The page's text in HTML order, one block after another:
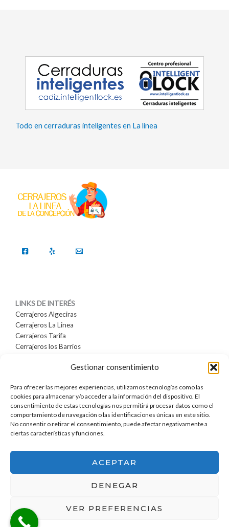
Gestionar consentimiento
Para ofrecer las mejores experiencias, utilizamos tecnologías como las
cookies para almacenar y/o acceder a la información del dispositivo. El
consentimiento de estas tecnologías nos permitirá procesar datos como el
comportamiento de navegación o las identificaciones únicas en este sitio.
No consentir o retirar el consentimiento, puede afectar negativamente a
ciertas características y funciones.
ACEPTAR
DENEGAR
VER PREFERENCIAS
Todo en cerraduras inteligentes en La línea
LINKS DE INTERÉS
Cerrajeros Algeciras
Cerrajeros La Linea
Cerrajeros Tarifa
Cerrajeros los Barrios
Cerrajeros san Roque
Cerrajeros Estepona
Cerrajeros Marbella
Política de Privacidad
Cerrajeros La Línea 676.77.28.79